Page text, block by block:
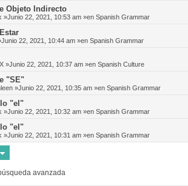
Objeto Indirecto
»Junio 22, 2021, 10:53 am »en Spanish Grammar
22, 2021, 10:44 am »en Spanish Grammar
»Junio 22, 2021, 10:37 am »en Spanish Culture
"SE"
»Junio 22, 2021, 10:35 am »en Spanish Grammar
"el"
»Junio 22, 2021, 10:32 am »en Spanish Grammar
"el"
»Junio 22, 2021, 10:31 am »en Spanish Grammar
avanzada